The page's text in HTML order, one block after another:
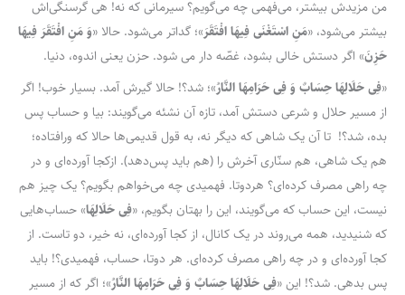
من مزیدش بیشتر، می‌فهمی چه می‌گویم؟ سیرمانی که نه! هی گرسنگی‌اش
بیشتر می‌شود، «مَنِ اسْتَغْنَى فِیهَا افْتَقَرَ»؛ گداتر می‌شود. حالا «وَ مَنِ افْتَقَرَ فِیهَا
حَزِنَ» اگر دستش خالی بشود، غصّه دار می شود. حزن یعنی اندوه، دنیا.
«فِی حَلَالِهَا حِسَابٌ وَ فِی حَرَامِهَا النَّارُ»؛ شد؟! حالا گیرش آمد. بسیار خوب! اگر
از مسیر حلال و شرعی دستش آمد، تازه آن نشئه می‌گویند: بیا و حساب پس
بده، شد؟! تا آن یک شاهی که دیگر نه، به قول قدیمی‌ها حالا که ورافتاده؛
هم یک شاهی، هم سنّاری آخرش را (هم باید پس‌دهد). ازکجا آورده‌ای و در
چه راهی مصرف کرده‌ای؟ هردوتا. فهمیدی چه می‌خواهم بگویم؟ یک چیز هم
نیست، این حساب که می‌گویند، این را بهتان بگویم، «فِی حَلَالِهَا» حساب‌هایی
که شنیدید، همه می‌روند در یک کانال، از کجا آورده‌ای، نه خیر، دو تاست. از
کجا آورده‌ای و در چه راهی مصرف کرده‌ای. هر دوتا، حساب، فهمیدی؟! باید
پس بدهی. شد؟! این «فِی حَلَالِهَا حِسَابٌ وَ فِی حَرَامِهَا النَّارُ»؛ اگر که از مسیر